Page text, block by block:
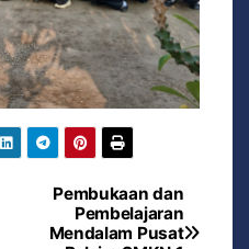
Pembukaan dan
Pembelajaran
Mendalam Pusat